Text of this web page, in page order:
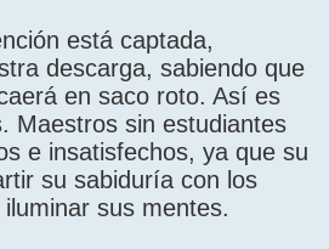
está captada,
descarga, sabiendo que
en saco roto. Así es
Maestros sin estudiantes
e insatisfechos, ya que su
su sabiduría con los
sus mentes.